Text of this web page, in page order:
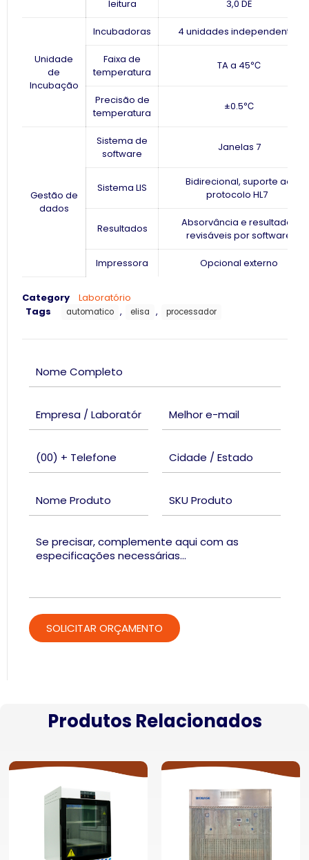
leitura 3,0 DE
Unidade
de
Incubação
Incubadoras 4 unidades independentes
Faixa de
temperatura
TA a 45℃
Precisão de
temperatura
±0.5℃
Gestão de
dados
Sistema de
software
Janelas 7
Sistema LIS
Bidirecional, suporte ao
protocolo HL7
Resultados
Absorvância e resultados
revisáveis ​​por software
Impressora Opcional externo
Category
Laboratório
Tags
automatico , elisa , processador
Produtos Relacionados